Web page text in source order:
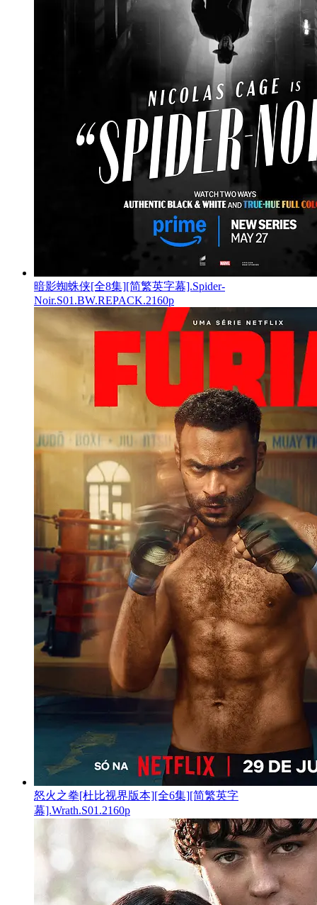
暗影蜘蛛侠[全8集][简繁英字幕].Spider-
Noir.S01.BW.REPACK.2160p
怒火之拳[杜比视界版本][全6集][简繁英字
幕].Wrath.S01.2160p